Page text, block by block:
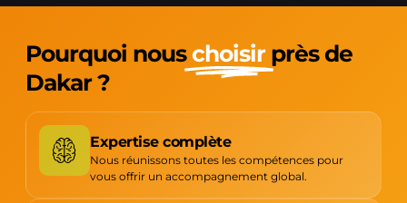
Pourquoi nouschoisir près de
Dakar ?
Expertise complète
Nous réunissons toutes les compétences pour
vous offrir un accompagnement global.